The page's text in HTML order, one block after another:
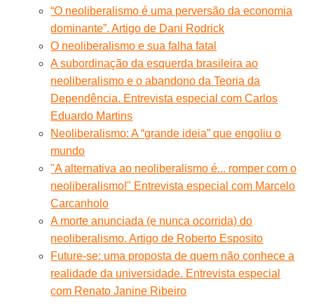
“O neoliberalismo é uma perversão da economia
dominante”. Artigo de Dani Rodrick
O neoliberalismo e sua falha fatal
A subordinação da esquerda brasileira ao
neoliberalismo e o abandono da Teoria da
Dependência. Entrevista especial com Carlos
Eduardo Martins
Neoliberalismo: A “grande ideia” que engoliu o
mundo
"A alternativa ao neoliberalismo é... romper com o
neoliberalismo!" Entrevista especial com Marcelo
Carcanholo
A morte anunciada (e nunca ocorrida) do
neoliberalismo. Artigo de Roberto Esposito
Future-se: uma proposta de quem não conhece a
realidade da universidade. Entrevista especial
com Renato Janine Ribeiro